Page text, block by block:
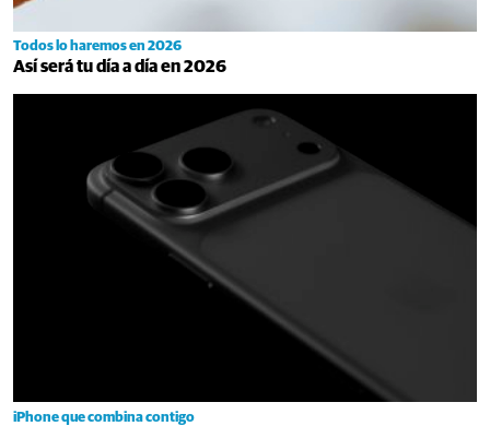
Todos lo haremos en 2026
Así será tu día a día en 2026
iPhone que combina contigo